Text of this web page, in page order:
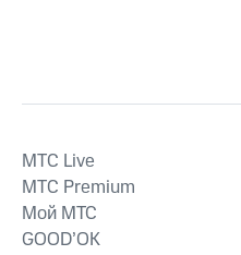
MTС Live
MTС Premium
Мой МТС
GOOD’OK